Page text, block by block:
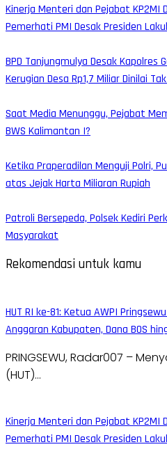
Kinerja Menteri dan Pejabat KP2MI
Pemerhati PMI Desak Presiden
BPD Tanjungmulya Desak Kapolres
Kerugian Desa Rp1,7 Miliar Dinilai
Saat Media Menunggu, Pejabat
BWS Kalimantan I?
Ketika Praperadilan Menguji Polri,
atas Jejak Harta Miliaran Rupiah
Patroli Bersepeda, Polsek Kediri
Masyarakat
Rekomendasi untuk kamu
HUT RI ke-81: Ketua AWPI
Anggaran Kabupaten, Dana BOS
PRINGSEWU, Radar007 –
(HUT)…
Kinerja Menteri dan Pejabat KP2MI
Pemerhati PMI Desak Presiden